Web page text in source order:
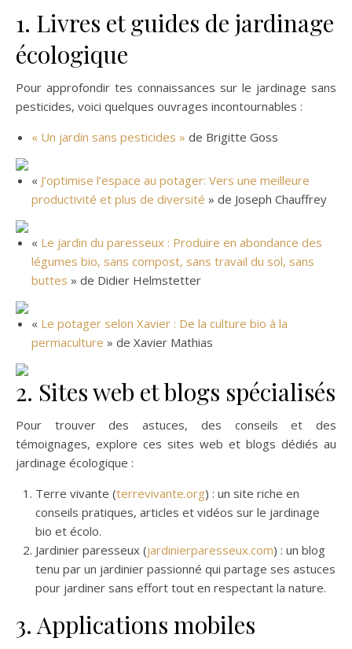
1. Livres et guides de jardinage
écologique
Pour approfondir tes connaissances sur le jardinage sans
pesticides, voici quelques ouvrages incontournables :
« Un jardin sans pesticides » de Brigitte Goss
« J’optimise l’espace au potager: Vers une meilleure
productivité et plus de diversité » de Joseph Chauffrey
« Le jardin du paresseux : Produire en abondance des
légumes bio, sans compost, sans travail du sol, sans
buttes » de Didier Helmstetter
« Le potager selon Xavier : De la culture bio à la
permaculture » de Xavier Mathias
2. Sites web et blogs spécialisés
Pour trouver des astuces, des conseils et des
témoignages, explore ces sites web et blogs dédiés au
jardinage écologique :
Terre vivante (terrevivante.org) : un site riche en
conseils pratiques, articles et vidéos sur le jardinage
bio et écolo.
Jardinier paresseux (jardinierparesseux.com) : un blog
tenu par un jardinier passionné qui partage ses astuces
pour jardiner sans effort tout en respectant la nature.
3. Applications mobiles